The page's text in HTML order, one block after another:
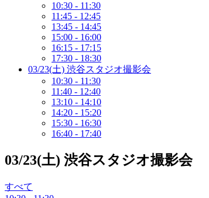
10:30 - 11:30
11:45 - 12:45
13:45 - 14:45
15:00 - 16:00
16:15 - 17:15
17:30 - 18:30
03/23(土) 渋谷スタジオ撮影会
10:30 - 11:30
11:40 - 12:40
13:10 - 14:10
14:20 - 15:20
15:30 - 16:30
16:40 - 17:40
03/23(土) 渋谷スタジオ撮影会
すべて